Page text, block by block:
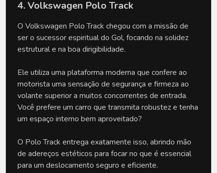
4. Volkswagen Polo Track
O Volkswagen Polo Track chegou com a missão de
ser o sucessor espiritual do Gol, focando na solidez
estrutural e na boa dirigibilidade.
Ele utiliza uma plataforma moderna que confere ao
motorista uma sensação de segurança e firmeza ao
volante superior a muitos concorrentes de entrada.
Você prefere um carro que transmita robustez e tenha
um espaço interno bem aproveitado?
O Polo Track entrega exatamente isso, abrindo mão
de adereços estéticos para focar no que é essencial
para um deslocamento seguro e eficiente.